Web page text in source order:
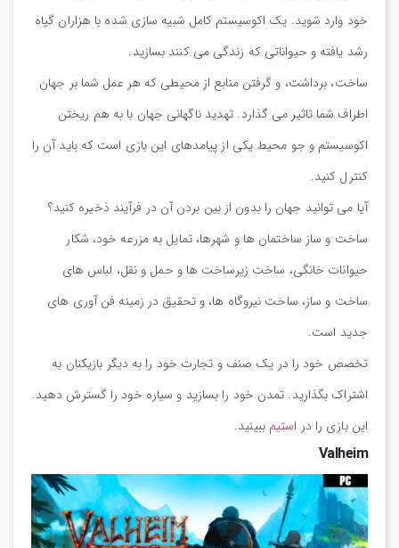
خود وارد شوید. یک اکوسیستم کامل شبیه سازی شده با هزاران گیاه
رشد یافته و حیواناتی که زندگی می کنند بسازید.
ساخت، برداشت، و گرفتن منابع از محیطی که هر عمل شما بر جهان
اطراف شما تاثیر می گذارد. تهدید ناگهانی جهان با به هم ریختن
اکوسیستم و جو محیط یکی از پیامدهای این بازی است که باید آن را
کنترل کنید.
آیا می توانید جهان را بدون از بین بردن آن در فرآیند ذخیره کنید؟
ساخت و ساز ساختمان ها و شهرها، تمایل به مزرعه خود، شکار
حیوانات خانگی، ساخت زیرساخت ها و حمل و نقل، لباس های
ساخت و ساز، ساخت نیروگاه ها، و تحقیق در زمینه فن آوری های
جدید است.
تخصص خود را در یک صنف و تجارت خود را به دیگر بازیکنان به
اشتراک بگذارید. تمدن خود را بسازید و سیاره خود را گسترش دهید.
این بازی را در استیم ببینید.
Valheim